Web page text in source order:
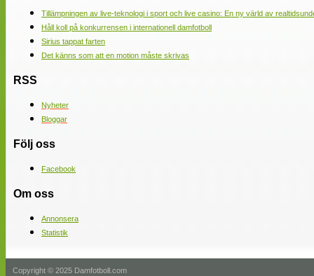
Tillämpningen av live-teknologi i sport och live casino: En ny värld av
Håll koll på konkurrensen i internationell damfotboll
Sirius tappat farten
Det känns som att en motion måste skrivas
RSS
Nyheter
Bloggar
Följ oss
Facebook
Om oss
Annonsera
Statistik
Copyright © 2025 Damfotboll.com